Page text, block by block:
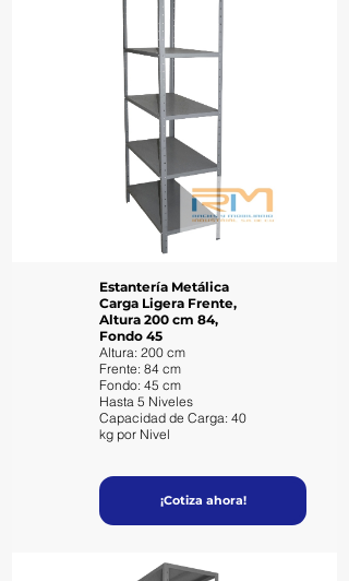
Estantería Metálica
Carga Ligera Frente,
Altura 200 cm 84,
Fondo 45
Altura: 200 cm
Frente: 84 cm
Fondo: 45 cm
Hasta 5 Niveles
Capacidad de Carga: 40
kg por Nivel
¡Cotiza ahora!